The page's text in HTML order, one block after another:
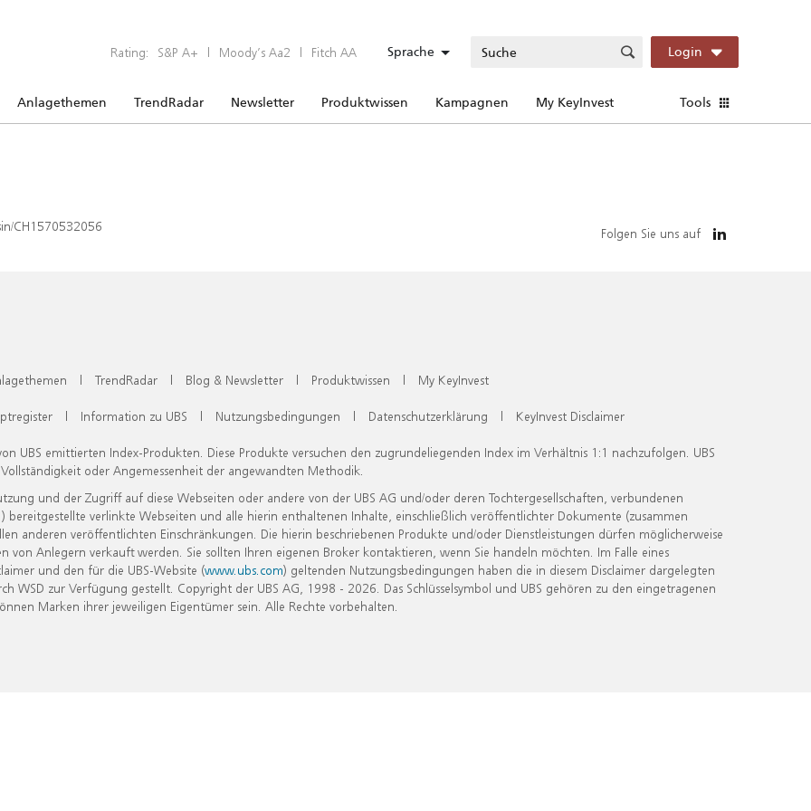
Rating: S&P A+ | Moody’s Aa2 | Fitch AA Sprache Login
Anlagethemen TrendRadar Newsletter Produktwissen Kampagnen My KeyInvest Tools
CH1570532056 Folgen Sie uns auf
| TrendRadar | Blog & Newsletter | Produktwissen | My KeyInvest
| Information zu UBS | Nutzungsbedingungen | Datenschutzerklärung | KeyInvest Disclaimer
UBS emittierten Index-Produkten. Diese Produkte versuchen den zugrundeliegenden Index im Verhältnis 1:1 nachzufolgen. UBS
oder Angemessenheit der angewandten Methodik.
und der Zugriff auf diese Webseiten oder andere von der UBS AG und/oder deren Tochtergesellschaften, verbundenen
verlinkte Webseiten und alle hierin enthaltenen Inhalte, einschließlich veröffentlichter Dokumente (zusammen
anderen veröffentlichten Einschränkungen. Die hierin beschriebenen Produkte und/oder Dienstleistungen dürfen möglicherweise
Anlegern verkauft werden. Sie sollten Ihren eigenen Broker kontaktieren, wenn Sie handeln möchten. Im Falle eines
und den für die UBS-Website (www.ubs.com) geltenden Nutzungsbedingungen haben die in diesem Disclaimer dargelegten
zur Verfügung gestellt. Copyright der UBS AG, 1998 - 2026. Das Schlüsselsymbol und UBS gehören zu den eingetragenen
Marken ihrer jeweiligen Eigentümer sein. Alle Rechte vorbehalten.